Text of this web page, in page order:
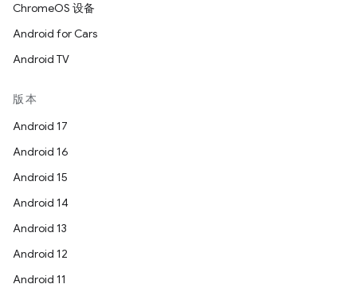
ChromeOS 设备
Android for Cars
Android TV
版本
Android 17
Android 16
Android 15
Android 14
Android 13
Android 12
Android 11